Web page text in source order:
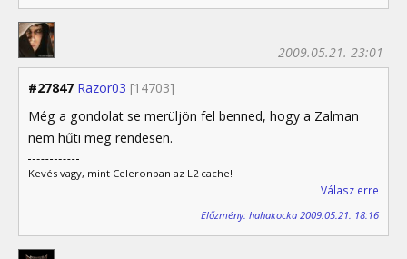
#27847 Razor03 [14703]
2009.05.21. 23:01
Még a gondolat se merüljön fel benned, hogy a Zalman
nem hűti meg rendesen.
Kevés vagy, mint Celeronban az L2 cache!
Válasz erre
Előzmény: hahakocka 2009.05.21. 18:16